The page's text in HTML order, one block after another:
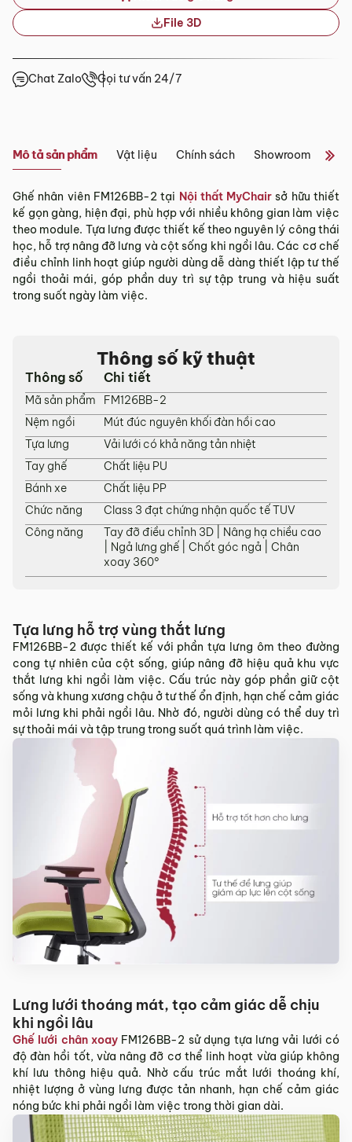
File 3D
Chat Zalo Gọi tư vấn 24/7
Mô tả sản phẩm Vật liệu Chính sách Showroom
Ghế nhân viên FM126BB-2 tại Nội thất MyChair sở hữu thiết
kế gọn gàng, hiện đại, phù hợp với nhiều không gian làm việc
theo module. Tựa lưng được thiết kế theo nguyên lý công thái
học, hỗ trợ nâng đỡ lưng và cột sống khi ngồi lâu. Các cơ chế
điều chỉnh linh hoạt giúp người dùng dễ dàng thiết lập tư thế
ngồi thoải mái, góp phần duy trì sự tập trung và hiệu suất
trong suốt ngày làm việc.
Thông số kỹ thuật
Thông số Chi tiết
Mã sản phẩm
FM126BB-2
Nệm ngồi
Mút đúc nguyên khối đàn hồi cao
Tựa lưng
Vải lưới có khả năng tản nhiệt
Tay ghế
Chất liệu PU
Bánh xe
Chất liệu PP
Chức năng
Class 3 đạt chứng nhận quốc tế TUV
Công năng
Tay đỡ điều chỉnh 3D | Nâng hạ chiều cao
| Ngả lưng ghế | Chốt góc ngả | Chân
xoay 360°
Tựa lưng hỗ trợ vùng thắt lưng
FM126BB-2 được thiết kế với phần tựa lưng ôm theo đường
cong tự nhiên của cột sống, giúp nâng đỡ hiệu quả khu vực
thắt lưng khi ngồi làm việc. Cấu trúc này góp phần giữ cột
sống và khung xương chậu ở tư thế ổn định, hạn chế cảm giác
mỏi lưng khi phải ngồi lâu. Nhờ đó, người dùng có thể duy trì
sự thoải mái và tập trung trong suốt quá trình làm việc.
Lưng lưới thoáng mát, tạo cảm giác dễ chịu
khi ngồi lâu
Ghế lưới chân xoay FM126BB-2 sử dụng tựa lưng vải lưới có
độ đàn hồi tốt, vừa nâng đỡ cơ thể linh hoạt vừa giúp không
khí lưu thông hiệu quả. Nhờ cấu trúc mắt lưới thoáng khí,
nhiệt lượng ở vùng lưng được tản nhanh, hạn chế cảm giác
nóng bức khi phải ngồi làm việc trong thời gian dài.
khác*
Thời gian giao hàng ở khu vực “Quận Ngoại Thành và Tỉnh
3.2. Chính sách giao hàng tại Hà Nội, Đà
Nẵng và TP. Hồ Chí Minh
Miễn phí giao hàng đối với đơn hàng giá trị ≥ ­2 triệu trên tất
cả các quận nội thành Hà Nội, Đà Nẵng và TP. Hồ Chí Minh.
Những đơn hàng giá trị < 2 triệu hoặc các đơn hàng ở
3.3. Chính sách giao hàng và lắp đặt tại các
tỉnh/thành phố khác
Các Tỉnh/ Thành khác ngoài khu vực Hà Nội, Đà Nẵng và
TP. Hồ Chí Minh phí vận chuyển sẽ được tính trên từng đơn
hàng theo từng khu vực.
Phí giao hàng sẽ được MyChair thông báo và xác nhận với
khách hàng trước khi tiến hành thanh toán đơn hàng và
giao hàng.
Trong quá trình vận chuyển quý khách có bất kỳ thắc mắc,
phát sinh hoặc góp ý nào vui lòng liên hệ Hotline0942 902
để nhận được sự hỗ trợ nhanh nhất.
4. Chính sách Đổi trả, Hoàn tiền
4.1. Các trường hợp được đổi trả sản phẩm
Sản phẩm bị lỗi do nhà sản xuất.
Giao sai sản phẩm, sai mẫu mã so với đơn hàng.
Sản phẩm hư hỏng trong quá trình vận chuyển (rách, xước,
vỡ…).
Sản phẩm còn nguyên tình trạng ban đầu, chưa qua sử
dụng, còn nguyên chứng từ mua hàng do MyChair cung
cấp có chữ ký của bên bán và bên mua.
* Trường hợp khách hàng đổi trả sản phẩm mà chúng tôi
không còn sản phẩm thay thế, khách hàng không chọn được
mẫu sản phẩm khác ưng ý thì Quý khách sẽ được hoàn tiền
đúng với số tiền đã mua sản phẩm hoặc Quý khách tiến hành
đặt hàng sản xuất theo yêu cầu.
4.2. Các trường hợp không được đổi trả sản
phẩm
Sản phẩm đã qua sử dụng, sản phẩm có dấu hiệu chỉnh sửa
hoặc tự ý sửa chữa mà không có sự đồng ý của nhà sản
Sản phẩm sau khi đã được giao hàng, nhận hàng, Quý
khách kiểm tra hàng không có bất kỳ lỗi sản phẩm nào và
đã ký vào biên bản nghiệm thu.
Sản phẩm mới đã quá thời gian 3 ngày kể từ ngày nhận
hàng.
Mọi thông tin cần hỗ trợ và giải đáp vui lòng liên hệ MyChair
qua:
Đà Nẵng
Chủ Nhật)
Xem bản đồ